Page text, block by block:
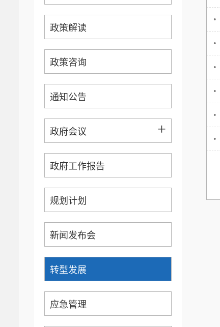
政策解读
政策咨询
通知公告
政府会议 +
政府工作报告
规划计划
新闻发布会
转型发展
应急管理
•
•
•
•
•
•